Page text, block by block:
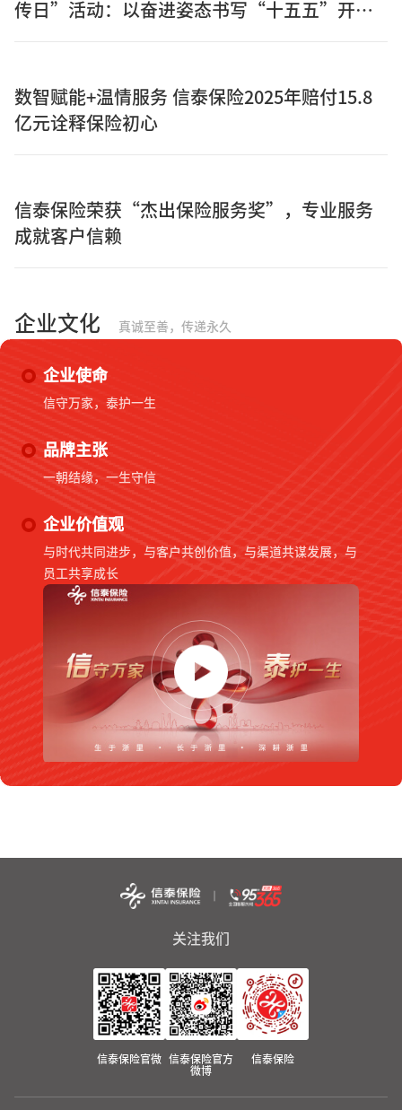
传日”活动：以奋进姿态书写“十五五”开局
数智赋能+温情服务 信泰保险2025年赔付15.8
亿元诠释保险初心
信泰保险荣获“杰出保险服务奖”，专业服务
成就客户信赖
企业文化 真诚至善，传递永久
企业使命
信守万家，泰护一生
品牌主张
一朝结缘，一生守信
企业价值观
与时代共同进步，与客户共创价值，与渠道共谋发展，与
员工共享成长
关注我们
信泰保险官微
信泰保险官方
微博
信泰保险